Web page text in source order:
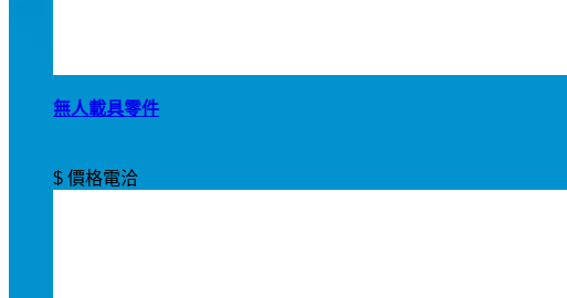
無人載具零件
$ 價格電洽